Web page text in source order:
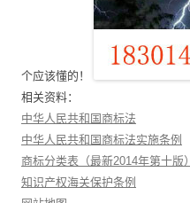
个应该懂的！
相关资料：
中华人民共和国商标法
中华人民共和国商标法实施条例
商标分类表（最新2014年第十版）
知识产权海关保护条例